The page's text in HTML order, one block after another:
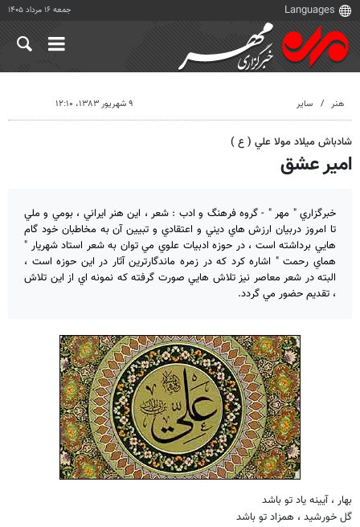
جمعه ۱۶ مرداد ۱۴۰۵
هنر سایر ۹ شهریور ۱۳۸۳، ۱۲:۱۰
شادباش ميلاد مولا علي ( ع )
امير عشق
خبرگزاري " مهر " - گروه فرهنگ و ادب : شعر ، اين هنر ايراني ، بومي و ملي
تا امروز دربيان ارزش هاي ديني و اعتقادي و تبيين آن به مخاطبان خود گام
هايي برداشته است ، در حوزه ادبيات علوي مي توان به شعر استاد شهريار "
هماي رحمت " اشاره كرد كه در زمره ماندگارترين آثار در اين حوزه است ،
البته در شعر معاصر نيز تلاش هايي صورت گرفته كه نمونه اي از اين تلاش
، تقديم حضور مي گردد.
بهار ، آيينه ياد تو باشد
گل خورشيد ، همزاد تو باشد